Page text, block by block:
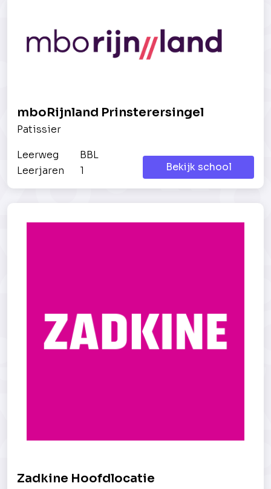
mboRijnland Prinsterersingel
Patissier
Leerweg
BBL
Leerjaren
1 Bekijk school
Zadkine Hoofdlocatie